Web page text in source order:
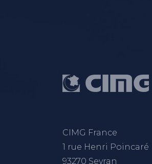
CIMG France
1 rue Henri Poincaré
93270 Sevran